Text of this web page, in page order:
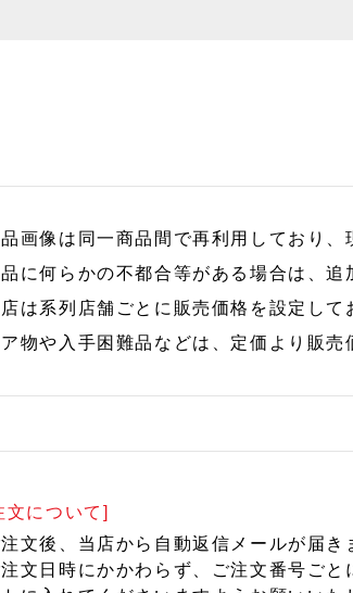
品画像は同一商品間で再利用しており、
品に何らかの不都合等がある場合は、
店は系列店舗ごとに販売価格を設定し
ア物や入手困難品などは、定価より販
文について]
注文後、当店から自動返信メールが届
注文日時にかかわらず、ご注文番号ご